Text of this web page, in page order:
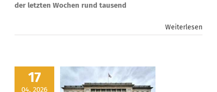
der letzten Wochen rund tausend
Weiterlesen
17
04, 2026